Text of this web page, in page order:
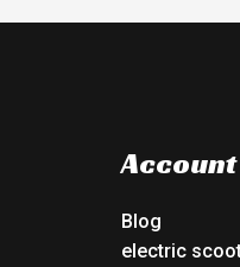
Account
Blog
electric